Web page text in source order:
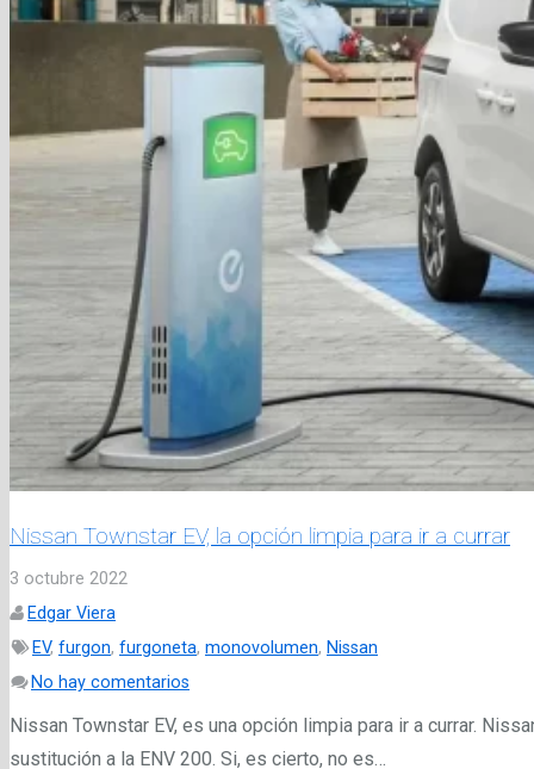
Nissan Townstar EV, la opción limpia para ir a currar
3 octubre 2022
Edgar Viera
EV, furgon, furgoneta, monovolumen, Nissan
No hay comentarios
Nissan Townstar EV, es una opción limpia para ir a currar.
sustitución a la ENV 200. Si, es cierto, no es…